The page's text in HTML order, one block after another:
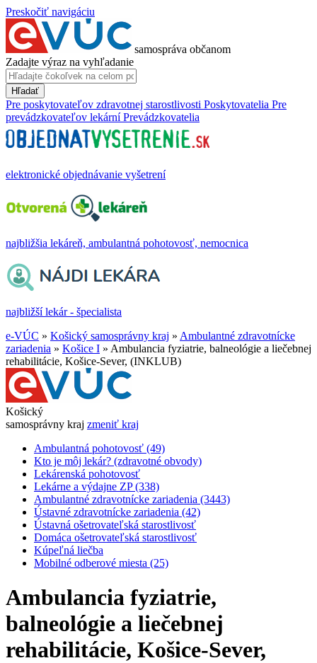
Preskočiť navigáciu
samospráva občanom
Zadajte výraz na vyhľadanie
Hľadať
Pre poskytovateľov zdravotnej starostlivosti Poskytovatelia Pre
prevádzkovateľov lekární Prevádzkovatelia
elektronické objednávanie vyšetrení
najbližšia lekáreň, ambulantná pohotovosť, nemocnica
najbližší lekár - špecialista
e-VÚC » Košický samosprávny kraj » Ambulantné zdravotnícke
zariadenia » Košice I » Ambulancia fyziatrie, balneológie a liečebnej
rehabilitácie, Košice-Sever, (INKLUB)
Košický
samosprávny kraj zmeniť kraj
Ambulantná pohotovosť (49)
Kto je môj lekár? (zdravotné obvody)
Lekárenská pohotovosť
Lekárne a výdajne ZP (338)
Ambulantné zdravotnícke zariadenia (3443)
Ústavné zdravotnícke zariadenia (42)
Ústavná ošetrovateľská starostlivosť
Domáca ošetrovateľská starostlivosť
Kúpeľná liečba
Mobilné odberové miesta (25)
Ambulancia fyziatrie,
balneológie a liečebnej
rehabilitácie, Košice-Sever,